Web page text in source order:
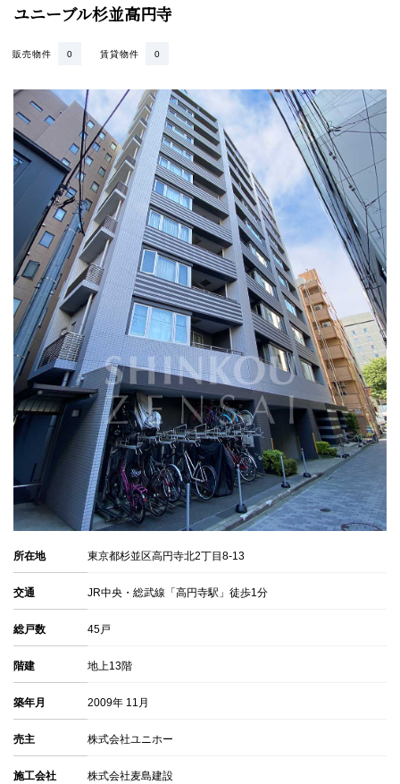
ユニーブル杉並高円寺
賃貸物件 0
販売物件 0
所在地 東京都杉並区高円寺北2丁目8-13
交通 JR中央・総武線「高円寺駅」徒歩1分
総戸数 45戸
階建 地上13階
築年月 2009年 11月
売主 株式会社ユニホー
施工会社 株式会社麦島建設